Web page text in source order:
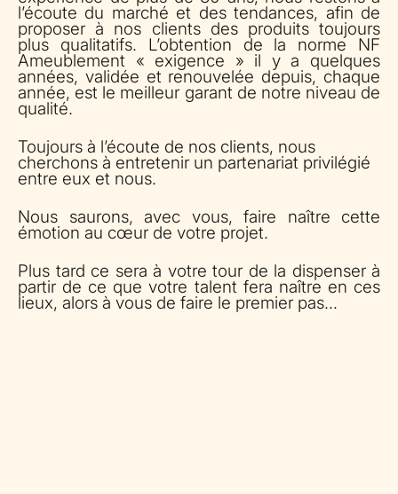
l’écoute du marché et des tendances, afin de
proposer à nos clients des produits toujours
plus qualitatifs. L’obtention de la norme NF
Ameublement « exigence » il y a quelques
années, validée et renouvelée depuis, chaque
année, est le meilleur garant de notre niveau de
qualité.
Toujours à l’écoute de nos clients, nous
cherchons à entretenir un partenariat privilégié
entre eux et nous.
Nous saurons, avec vous, faire naître cette
émotion au cœur de votre projet.
Plus tard ce sera à votre tour de la dispenser à
partir de ce que votre talent fera naître en ces
lieux, alors à vous de faire le premier pas…